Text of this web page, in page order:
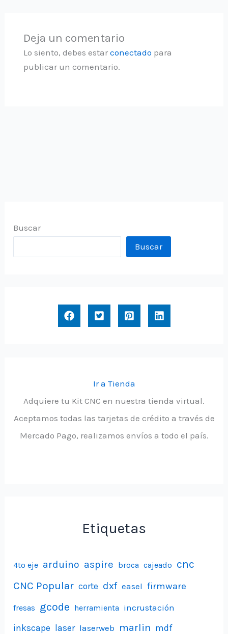
Deja un comentario
Lo siento, debes estar conectado para
publicar un comentario.
Buscar
Buscar
Ir a Tienda
Adquiere tu Kit CNC en nuestra tienda virtual.
Aceptamos todas las tarjetas de crédito a través de
Mercado Pago, realizamos envíos a todo el país.
Etiquetas
4to eje arduino aspire broca cajeado cnc
CNC Popular corte dxf easel firmware
fresas gcode herramienta incrustación
inkscape laser laserweb marlin mdf